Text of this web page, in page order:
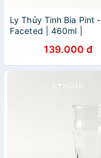
Ly Thủy Tinh Bia Pint -
Faceted | 460ml |
139.000 đ